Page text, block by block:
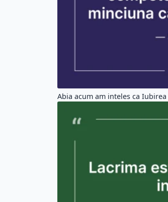
Abia acum am inteles ca